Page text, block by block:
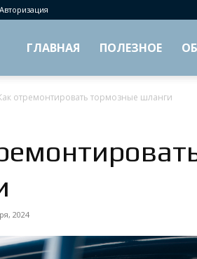
ГЛАВНАЯ ПОЛЕЗНОЕ
отремонтировать тормозные шланги
2024